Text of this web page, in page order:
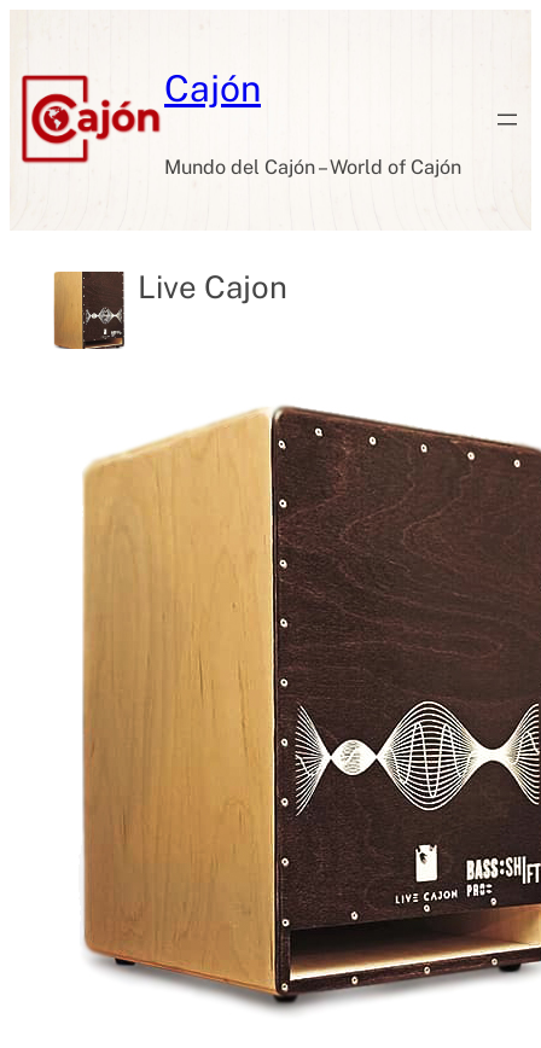
Cajón
Mundo del Cajón – World of Cajón
Live Cajon